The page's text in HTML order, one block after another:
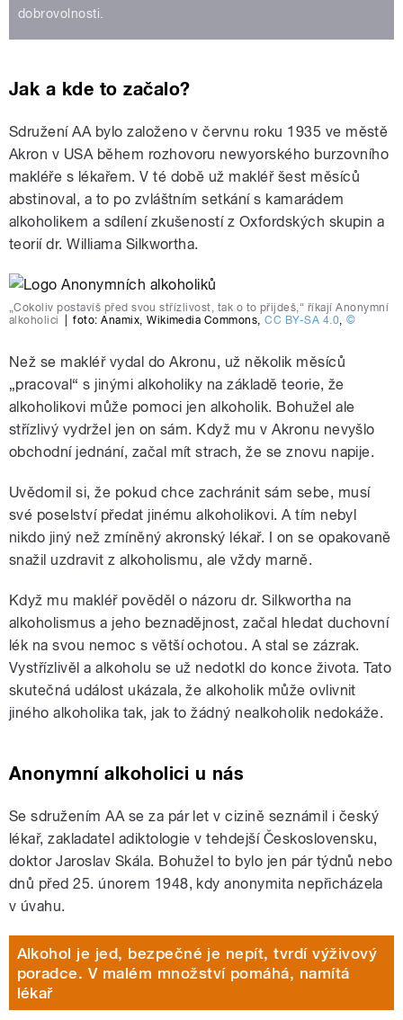
dobrovolnosti.
Jak a kde to začalo?
Sdružení AA bylo založeno v červnu roku 1935 ve městě
Akron v USA během rozhovoru newyorského burzovního
makléře s lékařem. V té době už makléř šest měsíců
abstinoval, a to po zvláštním setkání s kamarádem
alkoholikem a sdílení zkušeností z Oxfordských skupin a
teorií dr. Williama Silkwortha.
„Cokoliv postavíš před svou střízlivost, tak o to přijdeš,“ říkají Anonymní
alkoholici
foto:Anamix,Wikimedia Commons,CC BY-SA 4.0,©
Než se makléř vydal do Akronu, už několik měsíců
„pracoval“ s jinými alkoholiky na základě teorie, že
alkoholikovi může pomoci jen alkoholik. Bohužel ale
střízlivý vydržel jen on sám. Když mu v Akronu nevyšlo
obchodní jednání, začal mít strach, že se znovu napije.
Uvědomil si, že pokud chce zachránit sám sebe, musí
své poselství předat jinému alkoholikovi. A tím nebyl
nikdo jiný než zmíněný akronský lékař. I on se opakovaně
snažil uzdravit z alkoholismu, ale vždy marně.
Když mu makléř pověděl o názoru dr. Silkwortha na
alkoholismus a jeho beznadějnost, začal hledat duchovní
lék na svou nemoc s větší ochotou. A stal se zázrak.
Vystřízlivěl a alkoholu se už nedotkl do konce života. Tato
skutečná událost ukázala, že alkoholik může ovlivnit
jiného alkoholika tak, jak to žádný nealkoholik nedokáže.
Anonymní alkoholici u nás
Se sdružením AA se za pár let v cizině seznámil i český
lékař, zakladatel adiktologie v tehdejší Československu,
doktor Jaroslav Skála. Bohužel to bylo jen pár týdnů nebo
dnů před 25. únorem 1948, kdy anonymita nepřicházela
v úvahu.
Alkohol je jed, bezpečné je nepít, tvrdí výživový
poradce. V malém množství pomáhá, namítá
lékař